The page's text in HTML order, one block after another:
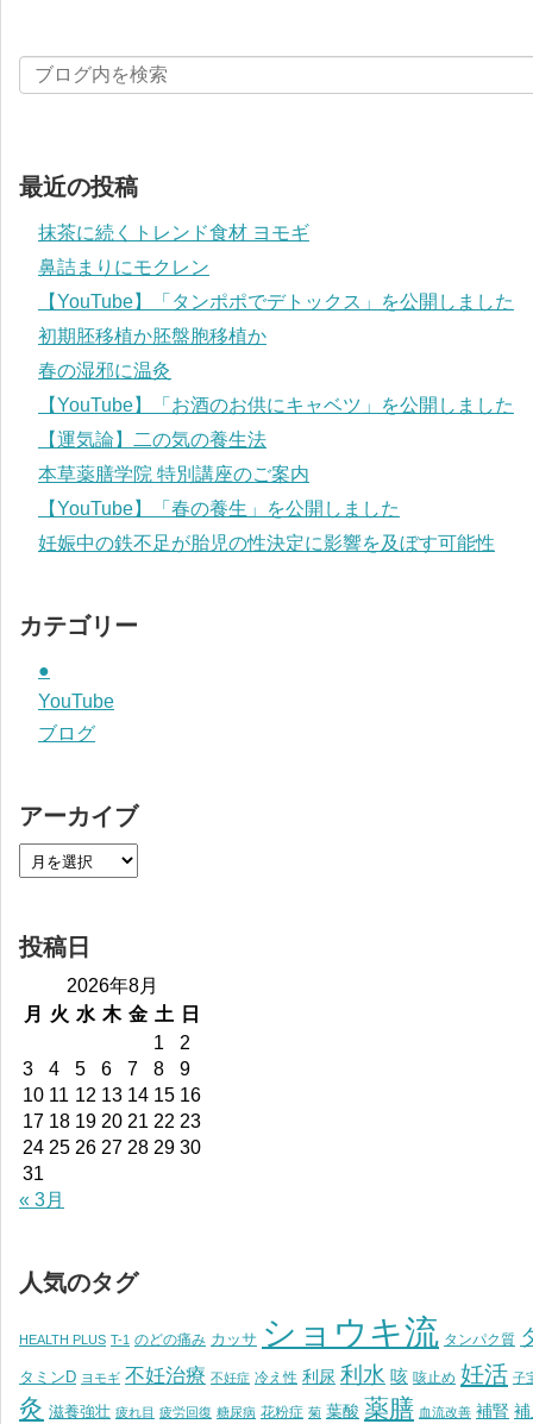
最近の投稿
抹茶に続くトレンド食材 ヨモギ
鼻詰まりにモクレン
【YouTube】「タンポポでデトックス」を公開しました
初期胚移植か胚盤胞移植か
春の湿邪に温灸
【YouTube】「お酒のお供にキャベツ」を公開しました
【運気論】二の気の養生法
本草薬膳学院 特別講座のご案内
【YouTube】「春の養生」を公開しました
妊娠中の鉄不足が胎児の性決定に影響を及ぼす可能性
カテゴリー
●
YouTube
ブログ
アーカイブ
投稿日
2026年8月
月
火 水 木 金 土
日
1
2
3
4 5 6 7 8
9
10 11 12 13 14 15 16
17 18 19 20 21 22 23
24 25 26 27 28 29 30
31
« 3月
人気のタグ
HEALTH PLUS T-1 のどの痛み カッサ ショウキ流 タンパク質
タミンD ヨモギ 不妊治療 不妊症 冷え性 利尿 利水 咳 咳止め 妊活 子
灸 滋養強壮 疲れ目 疲労回復 糖尿病 花粉症 菊 葉酸 薬膳 血流改善 補腎